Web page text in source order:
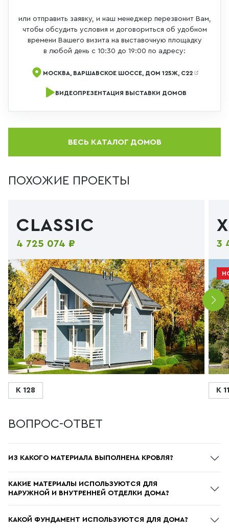
или отправить заявку, и наш менеджер перезвонит Вам,
чтобы обсудить условия и договориться об удобном
времени Вашего визита на выставочную площадку
в любой день с 10:30 до 19:00 по адресу:
МОСКВА, ВАРШАВСКОЕ ШОССЕ, ДОМ 125Ж, С22
ВИДЕОПРЕЗЕНТАЦИЯ ВЫСТАВКИ ДОМОВ
ВЕСЬ КАТАЛОГ ДОМОВ
ПОХОЖИЕ ПРОЕКТЫ
CLASSIC
4 725 074 ₽
К 128
3
К
ВОПРОС-ОТВЕТ
ИЗ КАКОГО МАТЕРИАЛА ВЫПОЛНЕНА КРОВЛЯ?
профнастила С-21 цвета графит бархат (RAL 7024)
КАКИЕ МАТЕРИАЛЫ ИСПОЛЬЗУЮТСЯ ДЛЯ
НАРУЖНОЙ И ВНУТРЕННЕЙ ОТДЕЛКИ ДОМА?
плитой 9мм и вертикальная фасадная доска
КАКОЙ ФУНДАМЕНТ ИСПОЛЬЗУЮТСЯ ДЛЯ ДОМА?